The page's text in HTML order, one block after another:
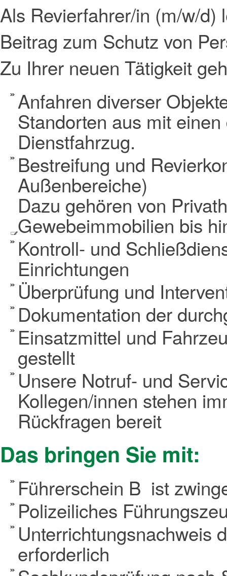
Als Revierfahrer/in (m/w/d)
Beitrag zum Schutz von
Zu Ihrer neuen Tätigkeit
Anfahren diverser
Standorten aus mit
Dienstfahrzug.
Bestreifung und
Außenbereiche)
Dazu gehören von
Gewebeimmobilien bis
Kontroll- und
Einrichtungen
Überprüfung und
Dokumentation der
Einsatzmittel und
gestellt
Unsere Notruf- und
Kollegen/innen stehen
Rückfragen bereit
Das bringen Sie mit:
Führerschein B ist
Polizeiliches
Unterrichtungsnachweis
erforderlich